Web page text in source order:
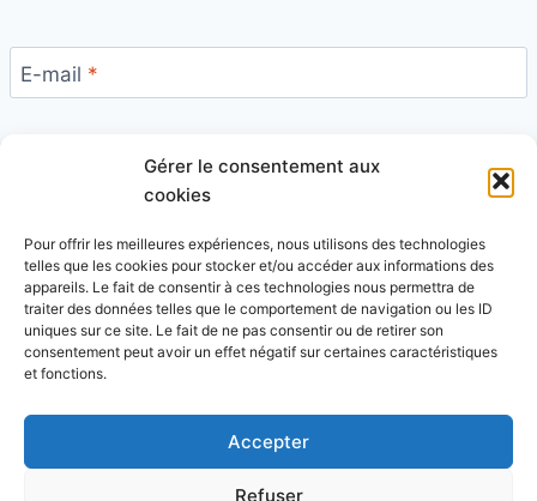
Gérer le consentement aux
cookies
Pour offrir les meilleures expériences, nous utilisons des technologies
telles que les cookies pour stocker et/ou accéder aux informations des
appareils. Le fait de consentir à ces technologies nous permettra de
traiter des données telles que le comportement de navigation ou les ID
uniques sur ce site. Le fait de ne pas consentir ou de retirer son
consentement peut avoir un effet négatif sur certaines caractéristiques
et fonctions.
Accepter
Refuser
E-mail *
Ce site utilise Akismet pour réduire les indésirables.
En savoir plus sur la façon dont les données de vos